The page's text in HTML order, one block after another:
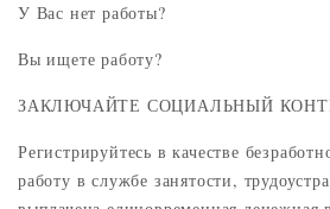
У Вас нет работы?
Вы ищете работу?
ЗАКЛЮЧАЙТЕ СОЦИАЛЬНЫЙ
Регистрируйтесь в качестве
работу в службе занятости,